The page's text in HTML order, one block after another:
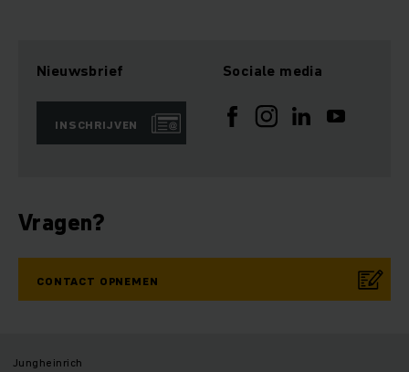
Nieuwsbrief
INSCHRIJVEN
Sociale media
Vragen?
CONTACT OPNEMEN
Jungheinrich